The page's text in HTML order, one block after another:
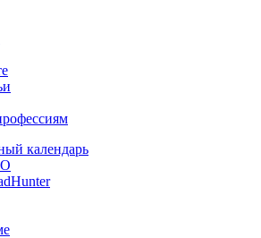
календарь